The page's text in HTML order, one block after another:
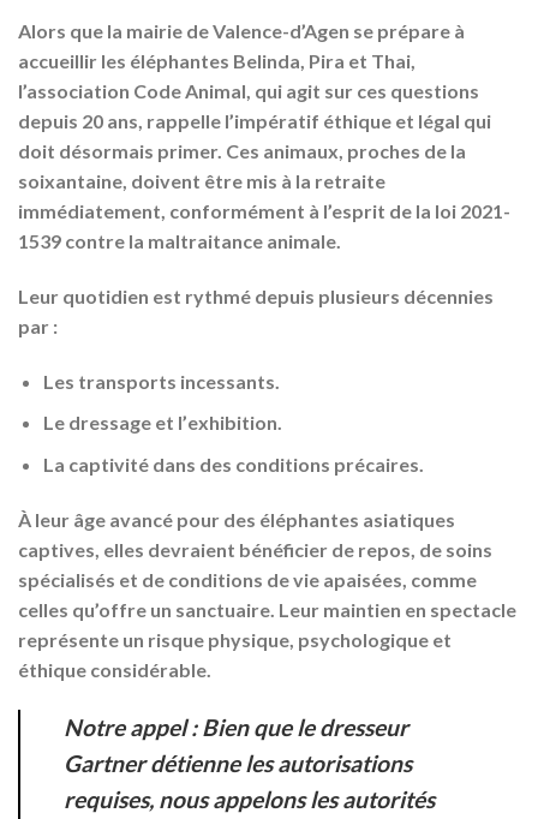
Alors que la mairie de Valence-d’Agen se prépare à
accueillir les éléphantes Belinda, Pira et Thai,
l’association Code Animal, qui agit sur ces questions
depuis 20 ans, rappelle l’impératif éthique et légal qui
doit désormais primer. Ces animaux, proches de la
soixantaine, doivent être mis à la retraite
immédiatement, conformément à l’esprit de la loi 2021-
1539 contre la maltraitance animale.
Leur quotidien est rythmé depuis plusieurs décennies
par :
Les transports incessants.
Le dressageet l’exhibition.
La captivitédans des conditions précaires.
À leur âge avancé pour des éléphantes asiatiques
captives, elles devraient bénéficier de repos, de soins
spécialisés et de conditions de vie apaisées, comme
celles qu’offre un sanctuaire. Leur maintien en spectacle
représente un risque physique, psychologique et
éthique considérable.
Notre appel :Bien que le dresseur
Gartner détienne les autorisations
requises, nous appelons les autorités